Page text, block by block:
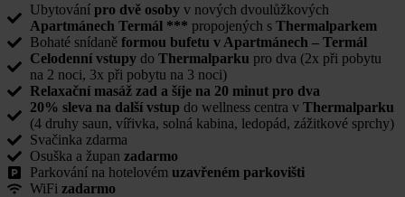
Ubytování pro dvě osoby v nových dvoulůžkových
Apartmánech Termál *** propojených s Thermalparkem
Bohaté snídaně formou bufetu v Apartmánech – Termál
Celodenní vstupy do Thermalparku pro dva (2x při pobytu
na 2 noci, 3x při pobytu na 3 noci)
Relaxační masáž zad a šíje na 20 minut pro dva
20% sleva na další vstup do wellness centra v Thermalparku
(4 druhy saun, vířivka, solná kabina, ledopád, zážitkové sprchy)
Svačinka zdarma
Osuška a župan zadarmo
Parkování na hotelovém uzavřeném parkovišti
WiFi zadarmo